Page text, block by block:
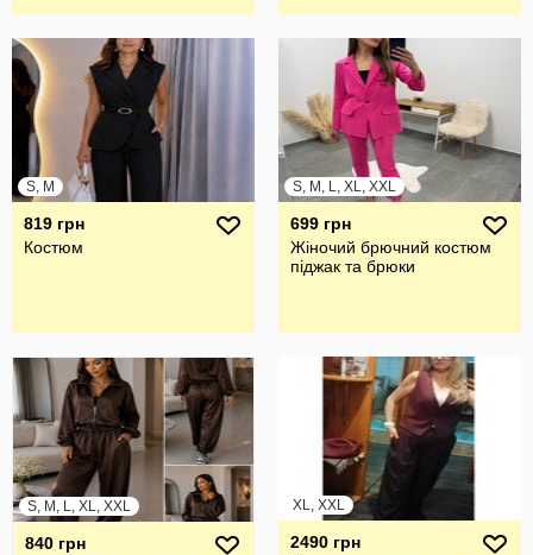
S, M
819 грн
Костюм
S, M, L, XL, XXL
699 грн
Жіночий брючний костюм
піджак та брюки
S, M, L, XL, XXL
840 грн
XL, XXL
2490 грн